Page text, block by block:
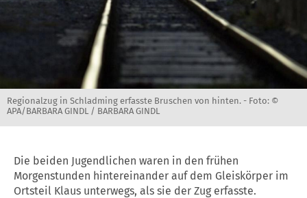
Regionalzug in Schladming erfasste Bruschen von hinten. - Foto: ©
APA/BARBARA GINDL / BARBARA GINDL
Die beiden Jugendlichen waren in den frühen
Morgenstunden hintereinander auf dem Gleiskörper im
Ortsteil Klaus unterwegs, als sie der Zug erfasste.